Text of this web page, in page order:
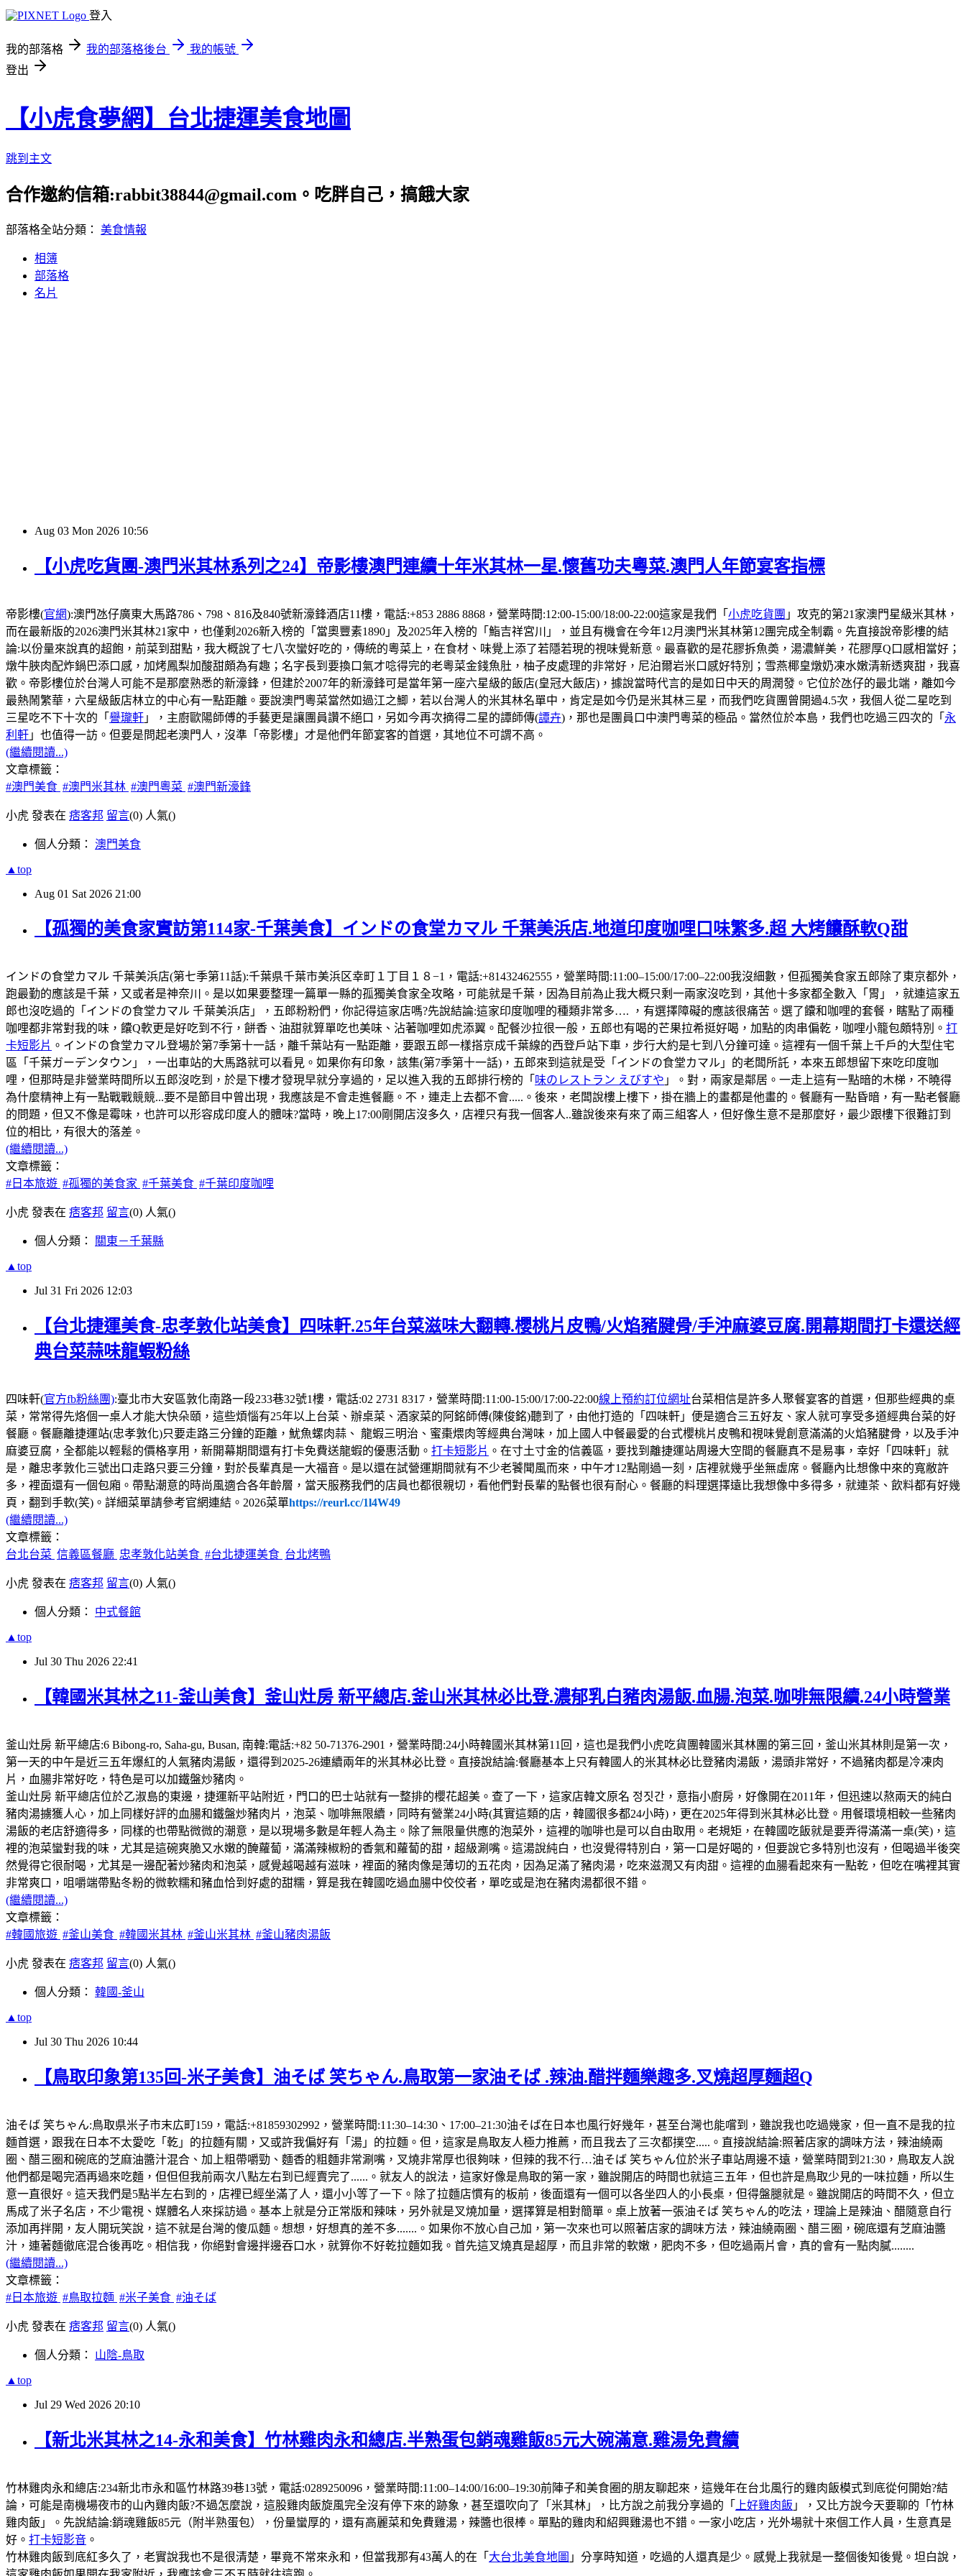
登入
我的部落格 我的部落格後台
我的帳號
登出
【小虎食夢網】台北捷運美食地圖
跳到主文
合作邀約信箱:rabbit38844@gmail.com。吃胖自己，搞餓大家
部落格全站分類： 美食情報
相簿
部落格
名片
Aug 03 Mon 2026 10:56
【小虎吃貨團-澳門米其林系列之24】帝影樓澳門連續十年米其林一星.懷舊功夫粵菜.澳門人年節宴客指標
帝影樓(官網):澳門氹仔廣東大馬路786、798、816及840號新濠鋒酒店11樓，電話:+853 2886 8868，營業時間:12:00-15:00/18:00-22:00這家是我們「 小虎吃貨團 」攻克的第21家澳門星級米其林，
而在最新版的2026澳門米其林21家中，也僅剩2026新入榜的「當奧豐素1890」及2025年入榜的「鮨吉祥宮川」，並且有機會在今年12月澳門米其林第12團完成全制霸。先直接說帝影樓的結
論:以份量來說真的超飽，前菜到甜點，我大概說了七八次蠻好吃的，傳統的粵菜上，在食材、味覺上添了若隱若現的視味覺新意。最喜歡的是花膠拆魚𡙡，湯濃鮮美，花膠厚Q口感相當好；
燉牛脥肉配炸鍋巴添口感，加烤鳳梨加酸甜頗為有趣；名字長到要換口氣才唸得完的老粵菜金錢魚肚，柚子皮處理的非常好，尼泊爾岩米口感好特別；雪燕椰皇燉奶凍水嫩清新透爽甜，我喜
歡。帝影樓位於台灣人可能不是那麼熟悉的新濠鋒，但建於2007年的新濠鋒可是當年第一座六星級的飯店(皇冠大飯店)，據說當時代言的是如日中天的周潤發。它位於氹仔的最北端，離如今
最熱鬧繁華，六星級飯店林立的中心有一點距離。要說澳門粵菜當然如過江之鯽，若以台灣人的米其林名單中，肯定是如今仍是米其林三星，而我們吃貨團曾開過4.5次，我個人從二星吃到
三星吃不下十次的「 譽瓏軒 」，主廚歐陽師傅的手藝更是讓團員讚不絕口，另如今再次摘得二星的譚師傳(譚卉)，那也是團員口中澳門粵菜的極品。當然位於本島，我們也吃過三四次的「 永
利軒 」也值得一訪。但要是問起老澳門人，沒準「帝影樓」才是他們年節宴客的首選，其地位不可謂不高。
(繼續閱讀...)
文章標籤：
#澳門美食 #澳門米其林 #澳門粵菜 #澳門新濠鋒
小虎 發表在 痞客邦 留言(0) 人氣()
個人分類： 澳門美食
▲top
Aug 01 Sat 2026 21:00
【孤獨的美食家實訪第114家-千葉美食】インドの食堂カマル 千葉美浜店.地道印度咖哩口味繁多.超 大烤饢酥軟Q甜
インドの食堂カマル 千葉美浜店(第七季第11話):千葉県千葉市美浜区幸町１丁目１８−1，電話:+81432462555，營業時間:11:00–15:00/17:00–22:00我沒細數，但孤獨美食家五郎除了東京都外，
跑最勤的應該是千葉，又或者是神奈川。是以如果要整理一篇單一縣的孤獨美食家全攻略，可能就是千葉，因為目前為止我大概只剩一兩家沒吃到，其他十多家都全數入「胃」，就連這家五
郎也沒吃過的「インドの食堂カマル 千葉美浜店」，五郎粉粉們，你記得這家店嗎?先說結論:這家印度咖哩的種類非常多…. ，有選擇障礙的應該很痛苦。選了饢和咖哩的套餐，瞎點了兩種
咖哩都非常對我的味，饢Q軟更是好吃到不行，餅香、油甜就算單吃也美味、沾著咖哩如虎添翼。配餐沙拉很一般，五郎也有喝的芒果拉希挺好喝，加點的肉串偏乾，咖哩小籠包頗特別。 打
卡短影片 。インドの食堂カマル登場於第7季第十一話，離千葉站有一點距離，要跟五郎一樣搭京成千葉線的西登戶站下車，步行大約是七到八分鐘可達。這裡有一個千葉上千戶的大型住宅
區「千葉ガーデンタウン」，一出車站的大馬路就可以看見。如果你有印象，該集(第7季第十一話)，五郎來到這就是受「インドの食堂カマル」的老闆所託，本來五郎想留下來吃印度咖
哩，但那時是非營業時間所以五郎沒吃到，於是下樓才發現早就分享過的，足以進入我的五郎排行榜的「 味のレストラン えびすや 」。對，兩家是鄰居。一走上這有一點暗的木梯，不曉得
為什麼精神上有一點戰戰競競...要不是節目中曾出現，我應該是不會走進餐廳。不，連走上去都不會.....。後來，老闆說樓上樓下，掛在牆上的畫都是他畫的。餐廳有一點昏暗，有一點老餐廳
的問題，但又不像是霉味，也許可以形容成印度人的體味?當時，晚上17:00剛開店沒多久，店裡只有我一個客人..雖說後來有來了兩三組客人，但好像生意不是那麼好，最少跟樓下很難訂到
位的相比，有很大的落差。
(繼續閱讀...)
文章標籤：
#日本旅遊 #孤獨的美食家 #千葉美食 #千葉印度咖哩
小虎 發表在 痞客邦 留言(0) 人氣()
個人分類： 關東－千葉縣
▲top
Jul 31 Fri 2026 12:03
【台北捷運美食-忠孝敦化站美食】四味軒.25年台菜滋味大翻轉.櫻桃片皮鴨/火焰豬腱骨/手沖麻婆豆腐.開幕期間打卡還送經
典台菜蒜味龍蝦粉絲
四味軒(官方fb粉絲團):臺北市大安區敦化南路一段233巷32號1樓，電話:02 2731 8317，營業時間:11:00-15:00/17:00-22:00線上預約訂位網址台菜相信是許多人聚餐宴客的首選，但那些經典的桌
菜，常常得先烙個一桌人才能大快朵頤，這些煩惱有25年以上台菜、辦桌菜、酒家菜的阿銘師傅(陳俊銘)聽到了，由他打造的「四味軒」便是適合三五好友、家人就可享受多道經典台菜的好
餐廳。餐廳離捷運站(忠孝敦化)只要走路三分鐘的距離，魷魚螺肉蒜、 龍蝦三明治、蜜棗煨肉等經典台灣味，加上國人中餐最愛的台式櫻桃片皮鴨和視味覺創意滿滿的火焰豬腱骨，以及手沖
麻婆豆腐，全都能以輕鬆的價格享用，新開幕期間還有打卡免費送龍蝦的優惠活動。 打卡短影片 。在寸土寸金的信義區，要找到離捷運站周邊大空間的餐廳真不是易事，幸好「四味軒」就
是，離忠孝敦化三號出口走路只要三分鐘，對於長輩真是一大福音。是以還在試營運期間就有不少老饕聞風而來，中午才12點剛過一刻，店裡就幾乎坐無虛席。餐廳內比想像中來的寬敝許
多，裡面還有一個包廂。帶點潮意的時尚風適合各年齡層，當天服務我們的店員也都很親切，看他們對長輩的點餐也很有耐心。餐廳的料理選擇遠比我想像中多得多，就連茶、飲料都有好幾
頁，翻到手軟(笑)。詳細菜單請參考官網連結。2026菜單https://reurl.cc/1l4W49
(繼續閱讀...)
文章標籤：
台北台菜 信義區餐廳 忠孝敦化站美食 #台北捷運美食 台北烤鴨
小虎 發表在 痞客邦 留言(0) 人氣()
個人分類： 中式餐館
▲top
Jul 30 Thu 2026 22:41
【韓國米其林之11-釜山美食】釜山灶房 新平總店.釜山米其林必比登.濃郁乳白豬肉湯飯.血腸.泡菜.咖啡無限續.24小時營業
釜山灶房 新平總店:6 Bibong-ro, Saha-gu, Busan, 南韓:電話:+82 50-71376-2901，營業時間:24小時韓國米其林第11回，這也是我們小虎吃貨團韓國米其林團的第三回，釜山米其林則是第一次，
第一天的中午是近三五年爆紅的人氣豬肉湯飯，還得到2025-26連續兩年的米其林必比登。直接說結論:餐廳基本上只有韓國人的米其林必比登豬肉湯飯，湯頭非常好，不過豬肉都是冷凍肉
片，血腸非常好吃，特色是可以加鐵盤炒豬肉。
釜山灶房 新平總店位於乙淑島的東邊，捷運新平站附近，門口的巴士站就有一整排的櫻花超美。查了一下，這家店韓文原名 정짓간，意指小廚房，好像開在2011年，但迅速以熬兩天的純白
豬肉湯擄獲人心，加上同樣好評的血腸和鐵盤炒豬肉片，泡菜、咖啡無限續，同時有營業24小時(其實這類的店，韓國很多都24小時)，更在2025年得到米其林必比登。用餐環境相較一些豬肉
湯飯的老店舒適得多，同樣的也帶點微微的潮意，是以現場多數是年輕人為主。除了無限量供應的泡菜外，這裡的咖啡也是可以自由取用。老規矩，在韓國吃飯就是要弄得滿滿一桌(笑)，這
裡的泡菜蠻對我的味，尤其是這碗爽脆又水嫩的醃蘿蔔，滿滿辣椒粉的香氣和蘿蔔的甜，超級涮嘴。這湯說純白，也沒覺得特別白，第一口是好喝的，但要說它多特別也沒有，但喝過半後突
然覺得它很耐喝，尤其是一邊配著炒豬肉和泡菜，感覺越喝越有滋味，裡面的豬肉像是薄切的五花肉，因為足滿了豬肉湯，吃來滋潤又有肉甜。這裡的血腸看起來有一點乾，但吃在嘴裡其實
非常爽口，咀嚼端帶點冬粉的微軟糯和豬血恰到好處的甜糯，算是我在韓國吃過血腸中佼佼者，單吃或是泡在豬肉湯都很不錯。
(繼續閱讀...)
文章標籤：
#韓國旅遊 #釜山美食 #韓國米其林 #釜山米其林 #釜山豬肉湯飯
小虎 發表在 痞客邦 留言(0) 人氣()
個人分類： 韓國-釜山
▲top
Jul 30 Thu 2026 10:44
【鳥取印象第135回-米子美食】油そば 笑ちゃん.鳥取第一家油そば .辣油.醋拌麵樂趣多.叉燒超厚麵超Q
油そば 笑ちゃん:鳥取県米子市末広町159，電話:+81859302992，營業時間:11:30–14:30、17:00–21:30油そば在日本也風行好幾年，甚至台灣也能嚐到，雖說我也吃過幾家，但一直不是我的拉
麵首選，跟我在日本不太愛吃「乾」的拉麵有關，又或許我偏好有「湯」的拉麵。但，這家是鳥取友人極力推薦，而且我去了三次都撲空.....。直接說結論:照著店家的調味方法，辣油繞兩
圈、醋三圈和碗底的芝麻油醬汁混合、加上粗帶嚼勁、麵香的粗麵非常涮嘴，叉燒非常厚也很夠味，但辣的我不行…油そば 笑ちゃん位於米子車站周邊不遠，營業時間到21:30，鳥取友人說
他們都是喝完酒再過來吃麵，但但但我前兩次八點左右到已經賣完了......。就友人的說法，這家好像是鳥取的第一家，雖說開店的時間也就這三五年，但也許是鳥取少見的一味拉麵，所以生
意一直很好。這天我們是5點半左右到的，店裡已經坐滿了人，還小小等了一下。除了拉麵店慣有的板前，後面還有一個可以各坐四人的小長桌，但得盤腿就是。雖說開店的時間不久，但立
馬成了米子名店，不少電視、媒體名人來採訪過。基本上就是分正常版和辣味，另外就是叉燒加量，選擇算是相對簡單。桌上放著一張油そば 笑ちゃん的吃法，理論上是辣油、醋隨意自行
添加再拌開，友人開玩笑說，這不就是台灣的傻瓜麵。想想，好想真的差不多.......。如果你不放心自己加，第一次來也可以照著店家的調味方法，辣油繞兩圈、醋三圈，碗底還有芝麻油醬
汁，連著麵徹底混合後再吃。相信我，你絕對會邊拌邊吞口水，就算你不好乾拉麵如我。首先這叉燒真是超厚，而且非常的軟嫩，肥肉不多，但吃過兩片會，真的會有一點肉膩........
(繼續閱讀...)
文章標籤：
#日本旅遊 #鳥取拉麵 #米子美食 #油そば
小虎 發表在 痞客邦 留言(0) 人氣()
個人分類： 山陰-鳥取
▲top
Jul 29 Wed 2026 20:10
【新北米其林之14-永和美食】竹林雞肉永和總店.半熟蛋包銷魂雞飯85元大碗滿意.雞湯免費續
竹林雞肉永和總店:234新北市永和區竹林路39巷13號，電話:0289250096，營業時間:11:00–14:00/16:00–19:30前陣子和美食圈的朋友聊起來，這幾年在台北風行的雞肉飯模式到底從何開始?結
論，可能是南機場夜市的山內雞肉飯?不過怎麼說，這股雞肉飯旋風完全沒有停下來的跡象，甚至還吹向了「米其林」，比方說之前我分享過的「
上好雞肉飯 」，又比方說今天要聊的「竹林
雞肉飯」。先說結論:銷魂雞飯85元（附半熟蛋包），份量蠻厚的，還有高麗菜和免費雞湯，辣醬也很棒。單點的雞肉和紹興雞湯也不錯。一家小吃店，光外場就十來個工作人員，生意真是
好。 打卡短影音 。
竹林雞肉飯到底紅多久了，老實說我也不是很清楚，畢竟不常來永和，但當我那有43萬人的在「 大台北美食地圖 」分享時知道，吃過的人還真是少。感覺上我就是一整個後知後覺。坦白說，